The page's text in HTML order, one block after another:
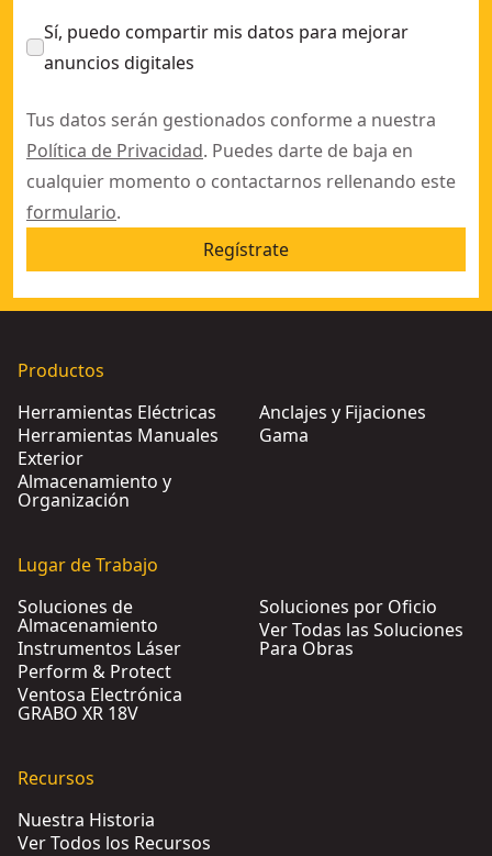
Sí, puedo compartir mis datos para mejorar
anuncios digitales
Tus datos serán gestionados conforme a nuestra
Política de Privacidad. Puedes darte de baja en
cualquier momento o contactarnos rellenando este
formulario.
Regístrate
Productos
Herramientas Eléctricas
Herramientas Manuales
Exterior
Almacenamiento y
Organización
Anclajes y Fijaciones
Gama
Lugar de Trabajo
Soluciones de
Almacenamiento
Instrumentos Láser
Perform & Protect
Ventosa Electrónica
GRABO XR 18V
Soluciones por Oficio
Ver Todas las Soluciones
Para Obras
Recursos
Nuestra Historia
Ver Todos los Recursos